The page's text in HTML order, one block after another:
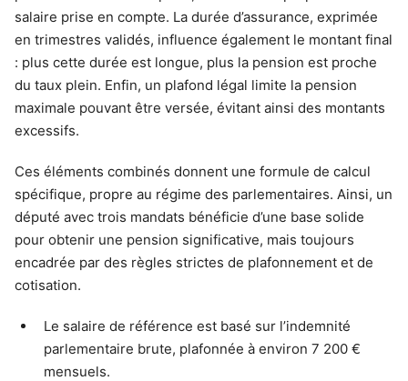
salaire prise en compte. La durée d’assurance, exprimée
en trimestres validés, influence également le montant final
: plus cette durée est longue, plus la pension est proche
du taux plein. Enfin, un plafond légal limite la pension
maximale pouvant être versée, évitant ainsi des montants
excessifs.
Ces éléments combinés donnent une formule de calcul
spécifique, propre au régime des parlementaires. Ainsi, un
député avec trois mandats bénéficie d’une base solide
pour obtenir une pension significative, mais toujours
encadrée par des règles strictes de plafonnement et de
cotisation.
Le salaire de référence est basé sur l’indemnité
parlementaire brute, plafonnée à environ 7 200 €
mensuels.